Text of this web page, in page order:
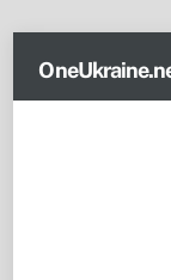
content